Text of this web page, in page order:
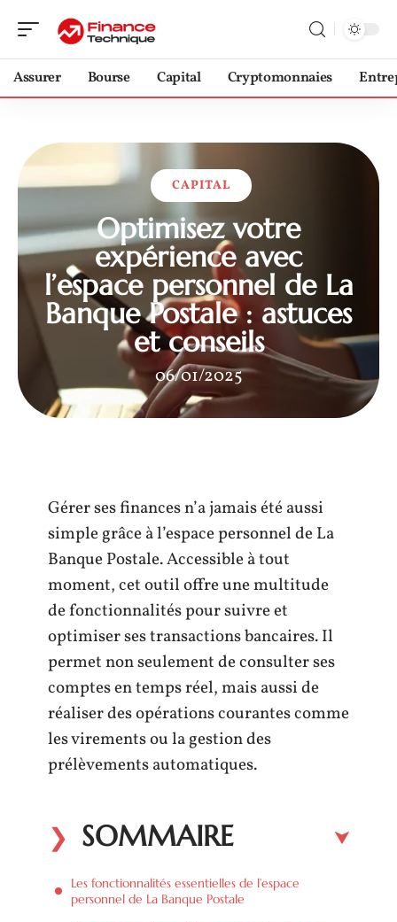
Assurer Bourse Capital Cryptomonnaies
CAPITAL
Optimisez votre
expérience avec
l’espace personnel de La
Banque Postale : astuces
et conseils
06/01/2025
Gérer ses finances n’a jamais été aussi
simple grâce à l’espace personnel de La
Banque Postale. Accessible à tout
moment, cet outil offre une multitude
de fonctionnalités pour suivre et
optimiser ses transactions bancaires. Il
permet non seulement de consulter ses
comptes en temps réel, mais aussi de
réaliser des opérations courantes comme
les virements ou la gestion des
prélèvements automatiques.
SOMMAIRE
Les fonctionnalités essentielles de l’espace
personnel de La Banque Postale